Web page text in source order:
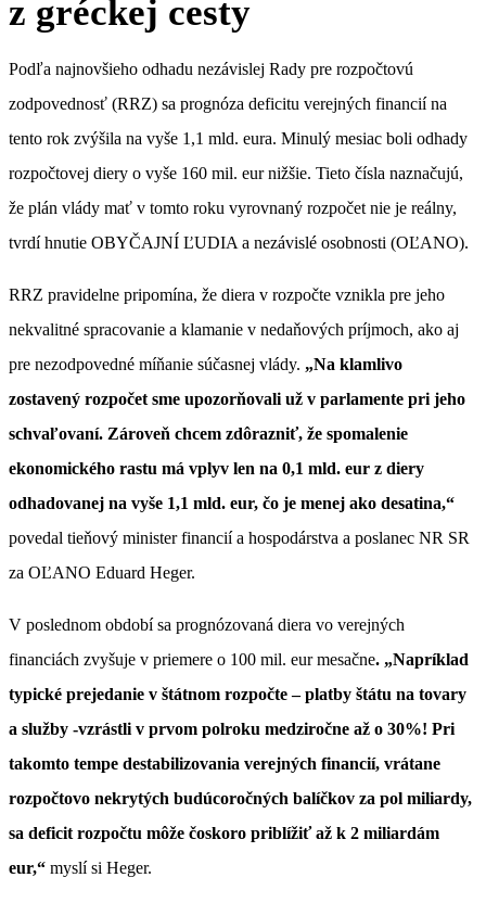
z gréckej cesty
Podľa najnovšieho odhadu nezávislej Rady pre rozpočtovú
zodpovednosť (RRZ) sa prognóza deficitu verejných financií na
tento rok zvýšila na vyše 1,1 mld. eura. Minulý mesiac boli odhady
rozpočtovej diery o vyše 160 mil. eur nižšie. Tieto čísla naznačujú,
že plán vlády mať v tomto roku vyrovnaný rozpočet nie je reálny,
tvrdí hnutie OBYČAJNÍ ĽUDIA a nezávislé osobnosti (OĽANO).
RRZ pravidelne pripomína, že diera v rozpočte vznikla pre jeho
nekvalitné spracovanie a klamanie v nedaňových príjmoch, ako aj
pre nezodpovedné míňanie súčasnej vlády. „Na klamlivo
zostavený rozpočet sme upozorňovali už v parlamente pri jeho
schvaľovaní. Zároveň chcem zdôrazniť, že spomalenie
ekonomického rastu má vplyv len na 0,1 mld. eur z diery
odhadovanej na vyše 1,1 mld. eur, čo je menej ako desatina,“
povedal tieňový minister financií a hospodárstva a poslanec NR SR
za OĽANO Eduard Heger.
V poslednom období sa prognózovaná diera vo verejných
financiách zvyšuje v priemere o 100 mil. eur mesačne. „Napríklad
typické prejedanie v štátnom rozpočte – platby štátu na tovary
a služby -vzrástli v prvom polroku medziročne až o 30%! Pri
takomto tempe destabilizovania verejných financií, vrátane
rozpočtovo nekrytých budúcoročných balíčkov za pol miliardy,
sa deficit rozpočtu môže čoskoro priblížiť až k 2 miliardám
eur,“ myslí si Heger.